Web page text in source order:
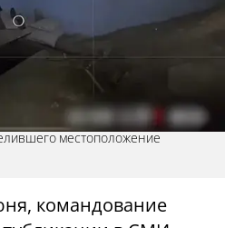
местоположение
командование